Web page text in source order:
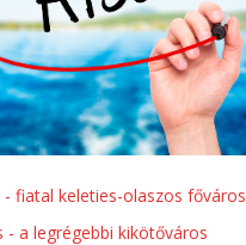
- fiatal keleties-olaszos főváros
- a legrégebbi kikötőváros